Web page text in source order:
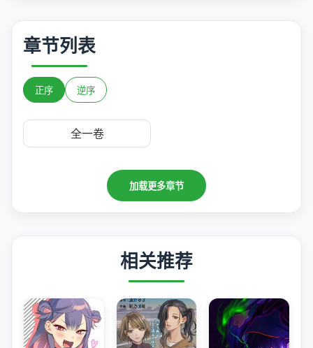
章节列表
正序 逆序
全一卷
加载更多章节
相关推荐